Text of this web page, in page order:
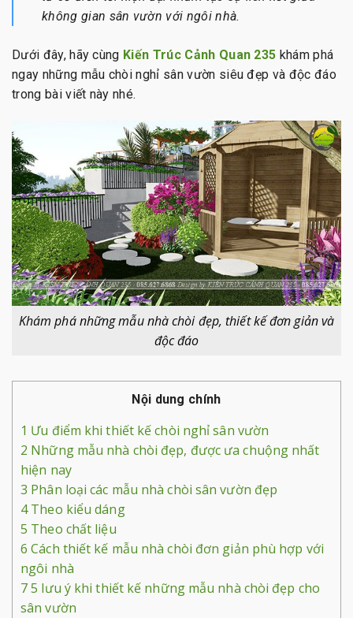
không gian sân vườn với ngôi nhà.
Dưới đây, hãy cùng Kiến Trúc Cảnh Quan 235 khám phá
ngay những mẫu chòi nghỉ sân vườn siêu đẹp và độc đáo
trong bài viết này nhé.
Khám phá những mẫu nhà chòi đẹp, thiết kế đơn giản và
độc đáo
Nội dung chính
1 Ưu điểm khi thiết kế chòi nghỉ sân vườn
2 Những mẫu nhà chòi đẹp, được ưa chuộng nhất
hiện nay
3 Phân loại các mẫu nhà chòi sân vườn đẹp
4Theo kiểu dáng
5 Theo chất liệu
6 Cách thiết kế mẫu nhà chòi đơn giản phù hợp với
ngôi nhà
75 lưu ý khi thiết kế những mẫu nhà chòi đẹp cho
sân vườn